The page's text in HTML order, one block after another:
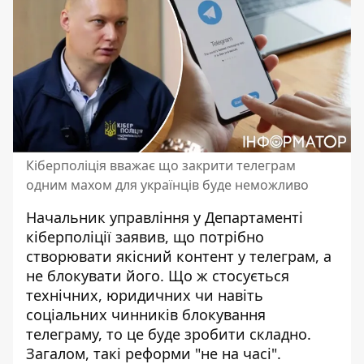
Кіберполіція вважає що закрити телеграм
одним махом для українців буде неможливо
Начальник управління у Департаменті
кіберполіції заявив, що потрібно
створювати якісний контент у телеграм, а
не блокувати його. Що ж стосується
технічних, юридичних чи навіть
соціальних чинників блокування
телеграму, то це буде зробити складно.
Загалом, такі реформи "не на часі".